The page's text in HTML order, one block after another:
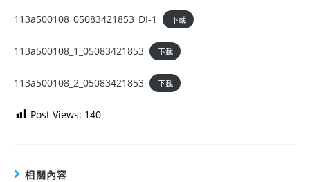
113a500108_05083421853_DI-1 下載
113a500108_1_05083421853 下載
113a500108_2_05083421853 下載
Post Views: 140
相關內容